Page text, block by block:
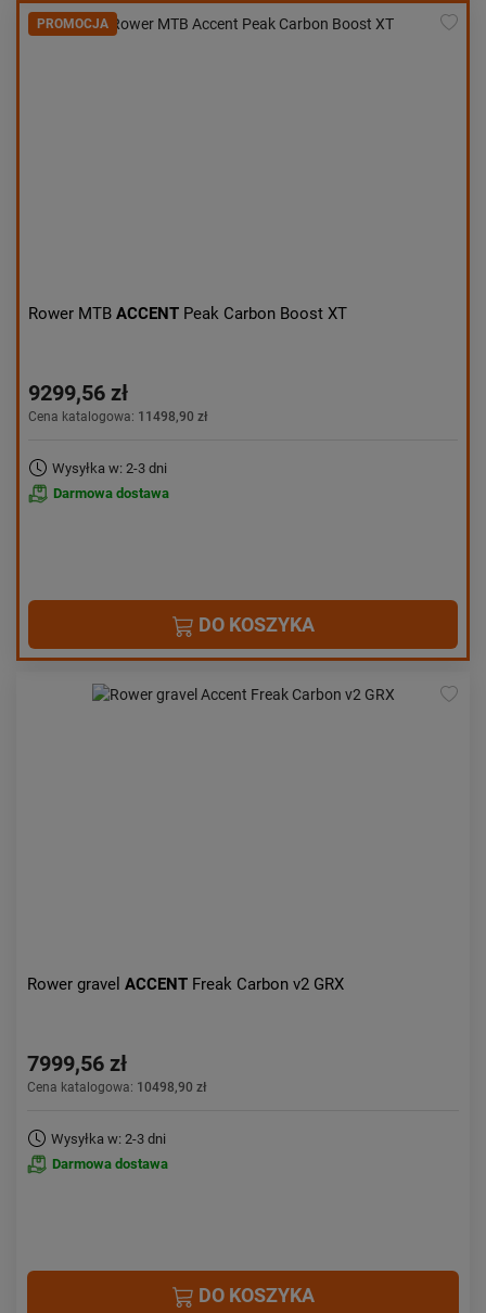
PROMOCJA
Rower MTB ACCENT Peak Carbon Boost XT
9299,56 zł
Cena katalogowa: 11498,90 zł
Wysyłka w: 2-3 dni
Darmowa dostawa
DO KOSZYKA
Rower gravel ACCENT Freak Carbon v2 GRX
7999,56 zł
Cena katalogowa: 10498,90 zł
Wysyłka w: 2-3 dni
Darmowa dostawa
DO KOSZYKA